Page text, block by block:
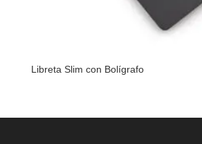
Libreta Slim con Bolígrafo